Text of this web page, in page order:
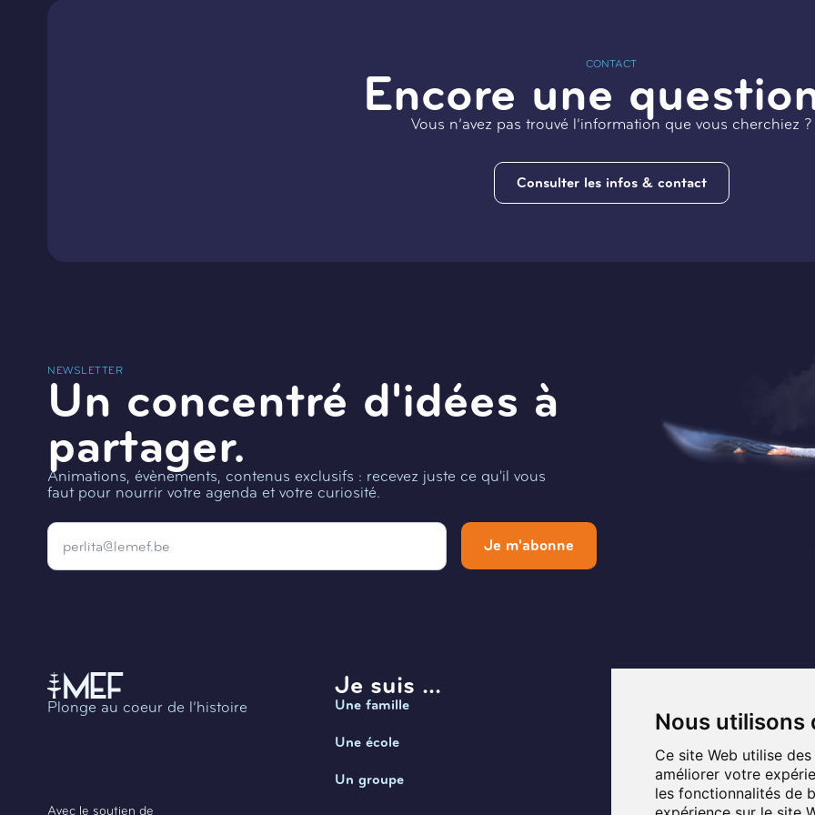
Nous utilisons
Ce site Web utilise
améliorer votre
les fonctionnalités de
CONTACT
Encore une
Vous n’avez pas trouvé l’information que vous cherchiez ?
Consulter les infos & contact
NEWSLETTER
Un concentré d'idées à
partager.
Animations, évènements, contenus exclusifs : recevez juste ce qu'il vous
faut pour nourrir votre agenda et votre curiosité.
Email
Je m'abonne
Plonge au coeur de l’histoire
Avec le soutien de
Je suis ...
Une famille
Une école
Un groupe Planifier ma visite